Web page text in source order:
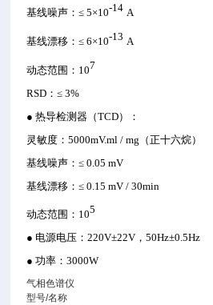
基线噪声：≤ 5×10-14 A
基线漂移：≤ 6×10-13 A
动态范围： 107
RSD ：≤ 3%
● 热导检测器（TCD）：
灵敏度：5000mV.ml / mg（正十六烷）
基线噪声：≤ 0.05 mV
基线漂移：≤ 0.15 mV / 30min
动态范围： 105
● 电源电压：220V±22V，50Hz±0.5Hz
● 功率：3000W
气相色谱仪
型号/名称